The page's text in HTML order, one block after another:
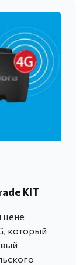
KIT
цене
который